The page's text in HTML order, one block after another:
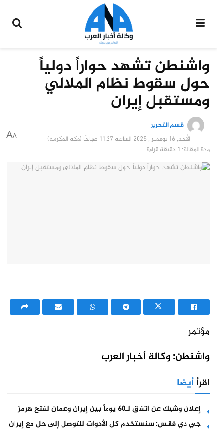
واشنطن تشهد حواراً دولياً
حول سقوط نظام الملالي
ومستقبل إيران
قسم التحرير
الأحد, 16 نوفمبر , 2025 الساعة 11:27 صباحًا (مكة المكرمة)
مدة المقالة: 1 دقيقة قراءة
A
A
مؤتمر
واشنطن: وكالة أخبار العرب
اقرأأيضا
إعلان وشيك عن اتفاق لـ60 يوماً بين إيران وعمان لفتح هرمز
جي دي فانس: سنستخدم كل الأدوات للتوصل إلى حل مع إيران